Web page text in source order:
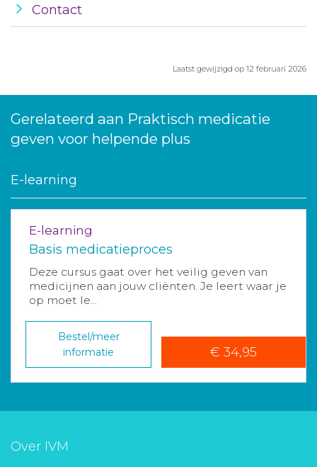
Contact
Laatst gewijzigd op 12 februari 2026
Gerelateerd aan Praktisch medicatie
geven voor helpende plus
E-learning
E-learning
Basis medicatieproces
Deze cursus gaat over het veilig geven van
medicijnen aan jouw cliënten. Je leert waar je
op moet le...
Bestel/meer
informatie
€ 34,95
Over IVM